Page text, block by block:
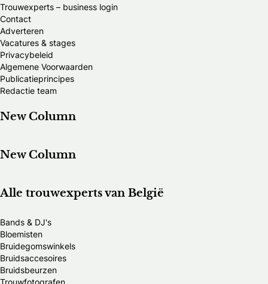
Trouwexperts – business login
Contact
Adverteren
Vacatures & stages
Privacybeleid
Algemene Voorwaarden
Publicatieprincipes
Redactie team
New Column
New Column
Alle trouwexperts van België
Bands & DJ's
Bloemisten
Bruidegomswinkels
Bruidsaccesoires
Bruidsbeurzen
Trouwfotografen